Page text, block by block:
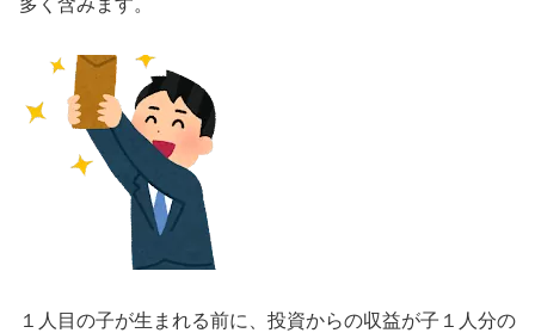
１人目の子が生まれる前に、投資からの収益が子１人分の